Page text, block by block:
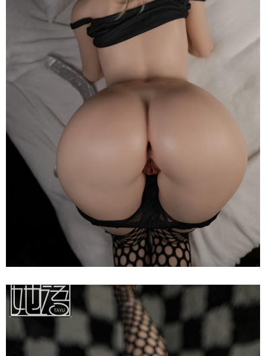
150cm
Búp
Bê
Tình
Nhật